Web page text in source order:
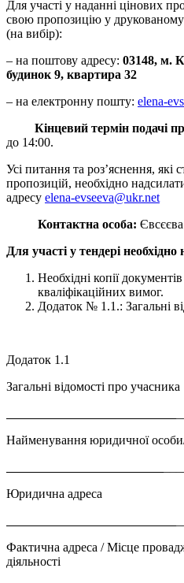
Для участі у наданні цінових
свою пропозицію у
(на вибір):
– на поштову адресу: 03148, м.
будинок 9, квартира 32
– на електронну пошту: elena-
Кінцевий термін подачі
до 14:00.
Усі питання та роз’яснення, які
пропозицій, необхідно
адресу elena-evseeva@ukr.net
Контактна особа:
Для участі у тендері необхідно
Необхідні копії
кваліфікаційних вимог.
Додаток № 1.1.: Загальні
Додаток 1.1
Загальні відомості про учасника
Найменування юридичної
Юридична адреса
Фактична адреса / Місце
діяльності